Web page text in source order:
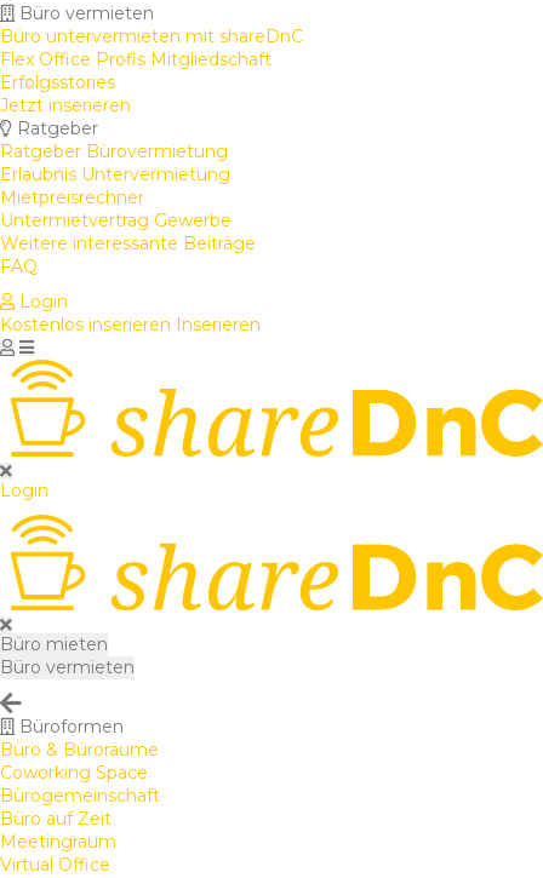
Büro vermieten
Büro untervermieten mit shareDnC
Flex Office Profis Mitgliedschaft
Erfolgsstories
Jetzt inserieren
Ratgeber
Ratgeber Bürovermietung
Erlaubnis Untervermietung
Mietpreisrechner
Untermietvertrag Gewerbe
Weitere interessante Beiträge
FAQ
Login
Kostenlos inserieren Inserieren
Login
Büro mieten
Büro vermieten
Büroformen
Büro & Büroräume
Coworking Space
Bürogemeinschaft
Büro auf Zeit
Meetingraum
Virtual Office